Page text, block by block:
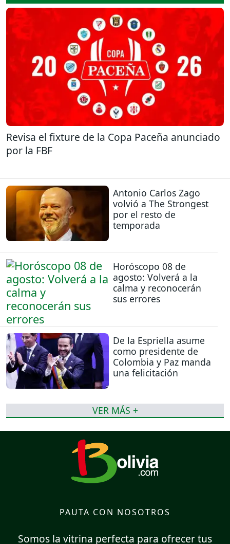
Revisa el fixture de la Copa Paceña anunciado
por la FBF
Antonio Carlos Zago
volvió a The Strongest
por el resto de
temporada
Horóscopo 08 de
agosto: Volverá a la
calma y reconocerán
sus errores
De la Espriella asume
como presidente de
Colombia y Paz manda
una felicitación
VER MÁS +
PAUTA CON NOSOTROS
Somos la vitrina perfecta para ofrecer tus